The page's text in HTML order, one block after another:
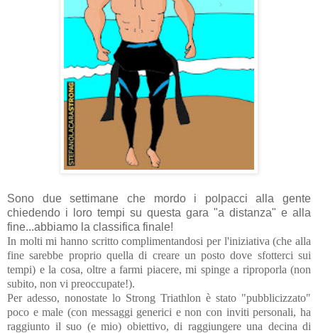
Sono due settimane che mordo i polpacci alla gente
chiedendo i loro tempi su questa gara "a distanza" e alla
fine...abbiamo la classifica finale!
In molti mi hanno scritto complimentandosi per l'iniziativa (che alla
fine sarebbe proprio quella di creare un posto dove sfotterci sui
tempi) e la cosa, oltre a farmi piacere, mi spinge a riproporla (non
subito, non vi preoccupate!).
Per adesso, nonostate lo Strong Triathlon è stato "pubblicizzato"
poco e male (con messaggi generici e non con inviti personali, ha
raggiunto il suo (e mio) obiettivo, di raggiungere una decina di